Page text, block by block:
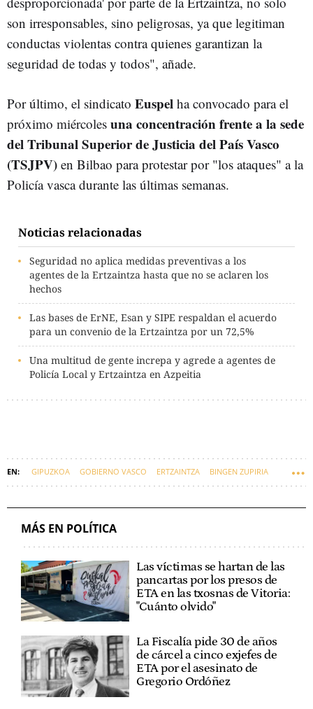
son irresponsables, sino peligrosas, ya que legitiman
conductas violentas contra quienes garantizan la
seguridad de todas y todos", añade.
Por último, el sindicato Euspel ha convocado para el
próximo miércoles una concentración frente a la sede
del Tribunal Superior de Justicia del País Vasco
(TSJPV) en Bilbao para protestar por "los ataques" a la
Policía vasca durante las últimas semanas.
Noticias relacionadas
Seguridad no aplica medidas preventivas a los
agentes de la Ertzaintza hasta que no se aclaren los
hechos
Las bases de ErNE, Esan y SIPE respaldan el acuerdo
para un convenio de la Ertzaintza por un 72,5%
Una multitud de gente increpa y agrede a agentes de
Policía Local y Ertzaintza en Azpeitia
GIPUZKOA GOBIERNO VASCO ERTZAINTZA BINGEN ZUPIRIA
AZPEITIA
MÁS EN POLÍTICA
Las víctimas se hartan de las
pancartas por los presos de
ETA en las txosnas de Vitoria:
"Cuánto olvido"
La Fiscalía pide 30 de años
de cárcel a cinco exjefes de
ETA por el asesinato de
Gregorio Ordóñez